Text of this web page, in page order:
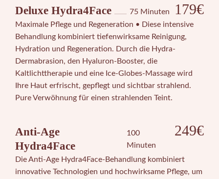
Deluxe Hydra4Face 75 Minuten 179€
Maximale Pflege und Regeneration • Diese intensive
Behandlung kombiniert tiefenwirksame Reinigung,
Hydration und Regeneration. Durch die Hydra-
Dermabrasion, den Hyaluron-Booster, die
Kaltlichttherapie und eine Ice-Globes-Massage wird
Ihre Haut erfrischt, gepflegt und sichtbar strahlend.
Pure Verwöhnung für einen strahlenden Teint.
Anti-Age
Hydra4Face
100
Minuten
249€
Die Anti-Age Hydra4Face-Behandlung kombiniert
innovative Technologien und hochwirksame Pflege, um